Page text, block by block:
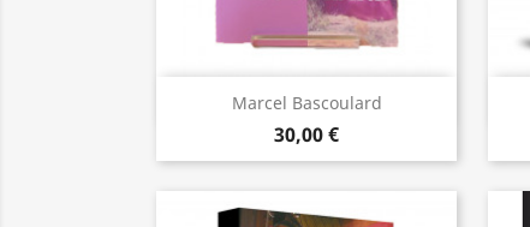
Marcel Bascoulard
30,00 €
Aperçu rapide